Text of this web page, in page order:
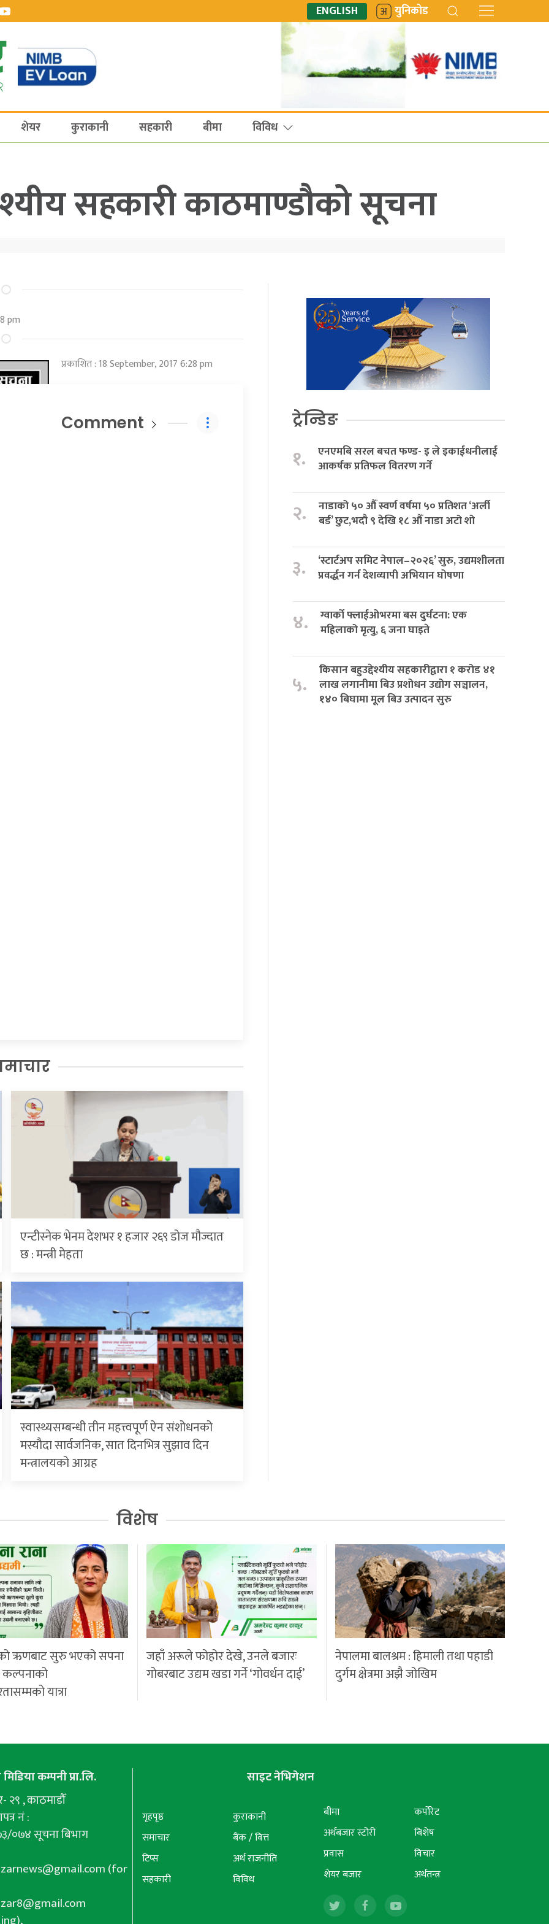
ENGLISH युनिकोड
शेयर कुराकानी सहकारी बीमा विविध
सहकारी काठमाण्डौको सूचना
pm
प्रकाशित : 18 September, 2017 6:28 pm
Comment
एन्टीस्नेक भेनम देशभर १ हजार २६९ डोज मौज्दात
छ : मन्त्री मेहता
स्वास्थ्यसम्बन्धी तीन महत्त्वपूर्ण ऐन संशोधनको
मस्यौदा सार्वजनिक, सात दिनभित्र सुझाव दिन
मन्त्रालयको आग्रह
ट्रेन्डिङ
१.
एनएमबि सरल बचत फण्ड- इ ले इकाईधनीलाई
आकर्षक प्रतिफल वितरण गर्ने
२.
नाडाको ५० औँ स्वर्ण वर्षमा ५० प्रतिशत ‘अर्ली
बर्ड’ छुट,भदौ ९ देखि १८ औँ नाडा अटो शो
३.
‘स्टार्टअप समिट नेपाल–२०२६’ सुरु, उद्यमशीलता
प्रवर्द्धन गर्न देशव्यापी अभियान घोषणा
४.
ग्वार्को फ्लाईओभरमा बस दुर्घटना: एक
महिलाको मृत्यु, ६ जना घाइते
५.
किसान बहुउद्देश्यीय सहकारीद्वारा १ करोड ४१
लाख लगानीमा बिउ प्रशोधन उद्योग सञ्चालन,
१४० बिघामा मूल बिउ उत्पादन सुरु
विशेष
ऋणबाट सुरु भएको सपना
यात्रा
जहाँ अरूले फोहोर देखे, उनले बजारः
गोबरबाट उद्यम खडा गर्ने ‘गोवर्धन दाई’
नेपालमा बालश्रम : हिमाली तथा पहाडी
दुर्गम क्षेत्रमा अझै जोखिम
कम्पनी प्रा.लि.
२९ , काठमाडौँ
नं :
०७४ सूचना बिभाग
(for
साइट नेभिगेशन
गृहपृष्ठ
समाचार
टिप्स
सहकारी
कुराकानी
बैंक / वित्त
अर्थ राजनीति
विविध
बीमा
अर्थबजार स्टोरी
प्रवास
शेयर बजार
कर्पोरेट
बिशेष
विचार
अर्थतन्त्र